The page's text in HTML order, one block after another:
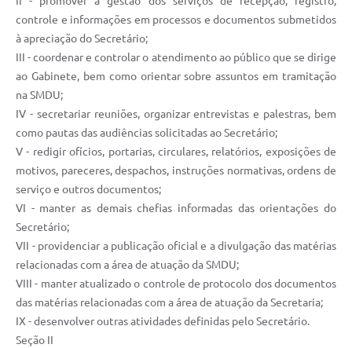
controle e informações em processos e documentos submetidos
à apreciação do Secretário;
III - coordenar e controlar o atendimento ao público que se dirige
ao Gabinete, bem como orientar sobre assuntos em tramitação
na SMDU;
IV - secretariar reuniões, organizar entrevistas e palestras, bem
como pautas das audiências solicitadas ao Secretário;
V - redigir ofícios, portarias, circulares, relatórios, exposições de
motivos, pareceres, despachos, instruções normativas, ordens de
serviço e outros documentos;
VI - manter as demais chefias informadas das orientações do
Secretário;
VII - providenciar a publicação oficial e a divulgação das matérias
relacionadas com a área de atuação da SMDU;
VIII - manter atualizado o controle de protocolo dos documentos
das matérias relacionadas com a área de atuação da Secretaria;
IX - desenvolver outras atividades definidas pelo Secretário.
Seção II